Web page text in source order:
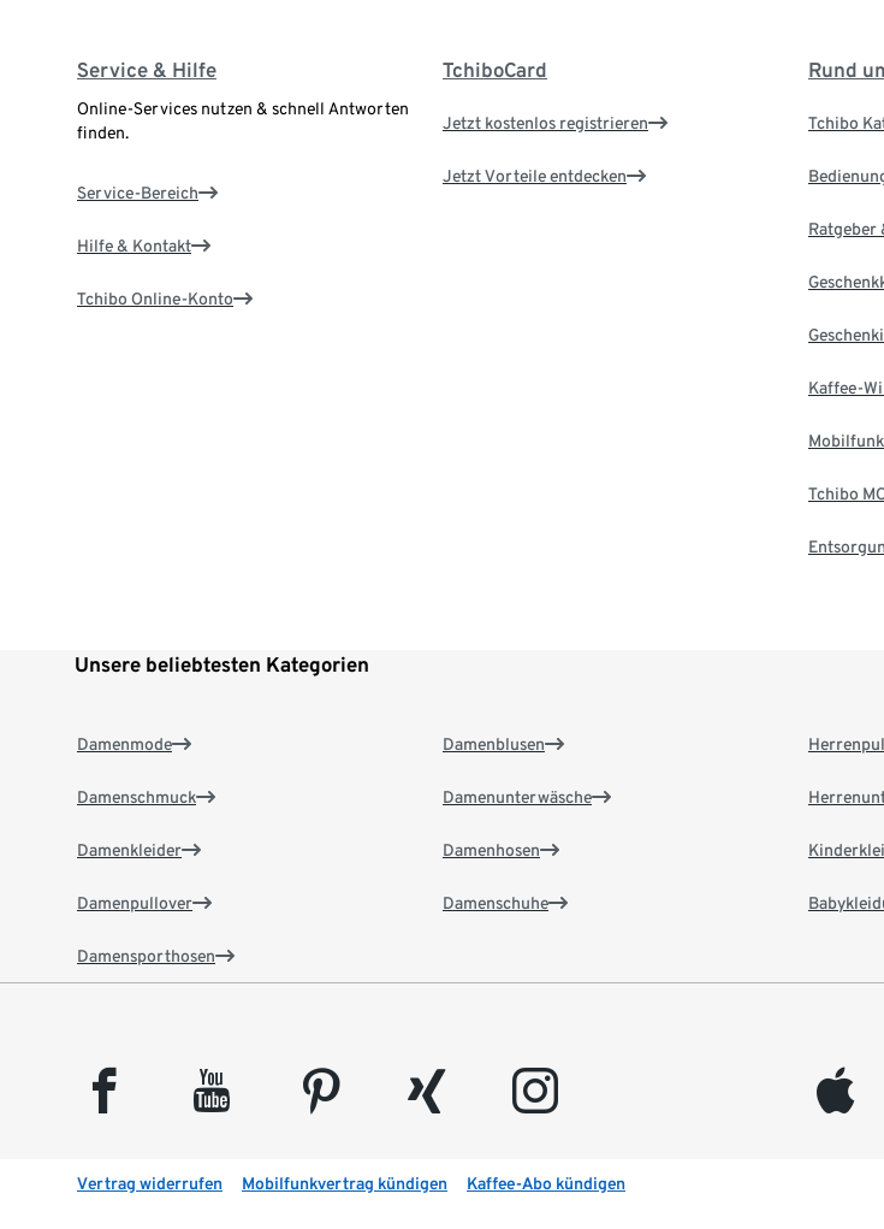
Service & Hilfe
Online-Services nutzen & schnell Antworten
finden.
Service-Bereich
Hilfe & Kontakt
Tchibo Online-Konto
TchiboCard
Jetzt kostenlos registrieren
Jetzt Vorteile entdecken
Rund
Tchibo
Ratgeber
Kaffee-
Tchibo
Unsere beliebtesten Kategorien
Damenmode
Damenschmuck
Damenkleider
Damenpullover
Damensporthosen
Damenblusen
Damenunterwäsche
Damenhosen
Damenschuhe
facebook youtube pinterest xing instagram appleinc
Vertrag widerrufen Mobilfunkvertrag kündigen Kaffee-Abo kündigen